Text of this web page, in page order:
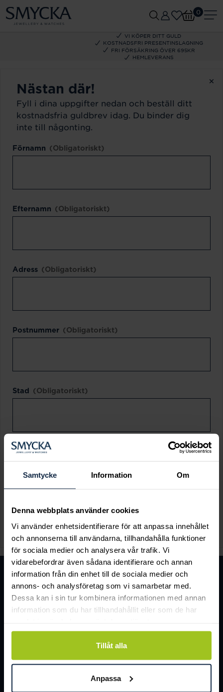
Samtycke Information Om
Denna webbplats använder cookies
Vi använder enhetsidentifierare för att anpassa innehållet
och annonserna till användarna, tillhandahålla funktioner
för sociala medier och analysera vår trafik. Vi
vidarebefordrar även sådana identifierare och annan
information från din enhet till de sociala medier och
annons- och analysföretag som vi samarbetar med.
Dessa kan i sin tur kombinera informationen med annan
information som du har tillhandahållit eller som de har
Tillåt alla
Anpassa
VI KÖPER DITT GULD
KOSTNADSFRI PRESENTINSLAGNING
FRI FÖRSÄKRING ÖVER 695KR
HEMLEVERANS
0
×
Nästan där!
Fyll i dina uppgifter nedan och beställ ditt
kostnadsfria guldbrev idag. Du binder dig
inte till någonting.
Förnamn (Obligatoriskt)
Efternamn (Obligatoriskt)
Adress (Obligatoriskt)
Postnummer (Obligatoriskt)
Stad (Obligatoriskt)
Epost (Obligatoriskt)
BESTÄLL MITT GULDBREV